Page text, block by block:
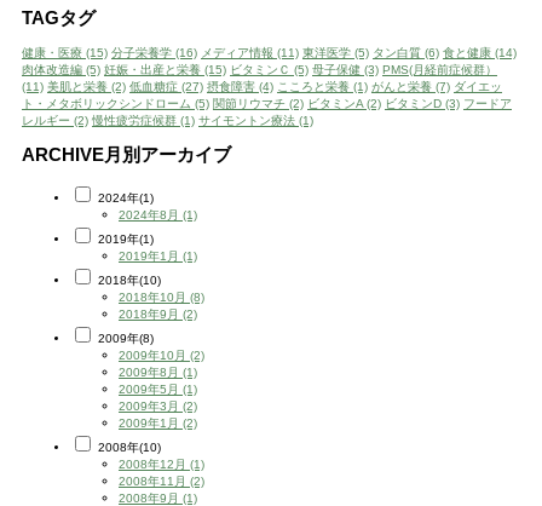
TAGタグ
健康・医療 (15) 分子栄養学 (16) メディア情報 (11) 東洋医学 (5) タン白質 (6) 食と健康 (14)
肉体改造編 (5) 妊娠・出産と栄養 (15) ビタミンＣ (5) 母子保健 (3) PMS(月経前症候群）
(11) 美肌と栄養 (2) 低血糖症 (27) 摂食障害 (4) こころと栄養 (1) がんと栄養 (7) ダイエッ
ト・メタボリックシンドローム (5) 関節リウマチ (2) ビタミンA (2) ビタミンD (3) フードア
レルギー (2) 慢性疲労症候群 (1) サイモントン療法 (1)
ARCHIVE月別アーカイブ
2024年(1)
2024年8月 (1)
2019年(1)
2019年1月 (1)
2018年(10)
2018年10月 (8)
2018年9月 (2)
2009年(8)
2009年10月 (2)
2009年8月 (1)
2009年5月 (1)
2009年3月 (2)
2009年1月 (2)
2008年(10)
2008年12月 (1)
2008年11月 (2)
2008年9月 (1)